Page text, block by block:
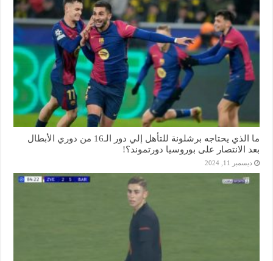
ما الذي يحتاجه برشلونة للتأهل إلي دور الـ16 من دوري الأبطال
بعد الانتصار على بوروسيا دورتموند؟!
ديسمبر 11, 2024